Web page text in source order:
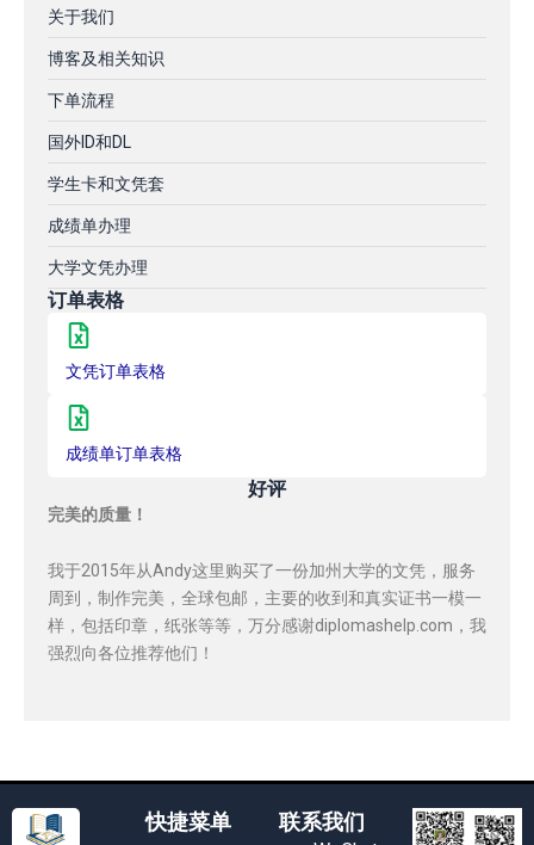
关于我们
博客及相关知识
下单流程
国外ID和DL
学生卡和文凭套
成绩单办理
大学文凭办理
订单表格
文凭订单表格
成绩单订单表格
好评
完美的质量！
我于2015年从Andy这里购买了一份加州大学的文凭，服务
周到，制作完美，全球包邮，主要的收到和真实证书一模一
样，包括印章，纸张等等，万分感谢diplomashelp.com，我
强烈向各位推荐他们！
快捷菜单 联系我们